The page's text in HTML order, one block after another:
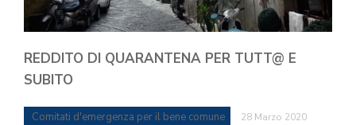
REDDITO DI QUARANTENA PER TUTT@ E
SUBITO
Comitati d'emergenza per il bene comune 28 Marzo 2020